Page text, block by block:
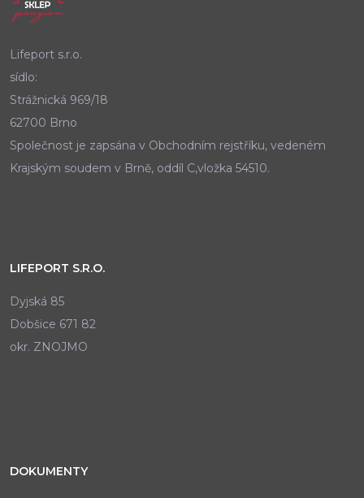
Lifeport s.r.o.
sídlo:
Strážnická 969/18
62700 Brno
Společnost je zapsána v Obchodním rejstříku, vedeném
Krajským soudem v Brně, oddíl C,vložka 54510.
LIFEPORT S.R.O.
Dyjská 85
Dobšice 671 82
okr. ZNOJMO
DOKUMENTY